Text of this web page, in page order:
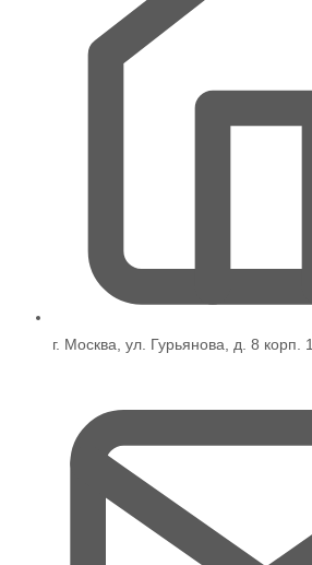
г. Москва, ул. Гурьянова, д. 8 корп. 1